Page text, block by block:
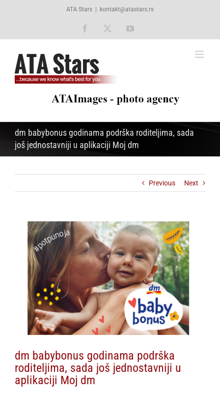
ATA Stars kontakt@atastars.rs
Facebook YouTube
dm babybonus godinama podrška roditeljima, sada
još jednostavniji u aplikaciji Moj dm
Previous Next
View
Larger
Image
dm babybonus godinama podrška
roditeljima, sada još jednostavniji u
aplikaciji Moj dm